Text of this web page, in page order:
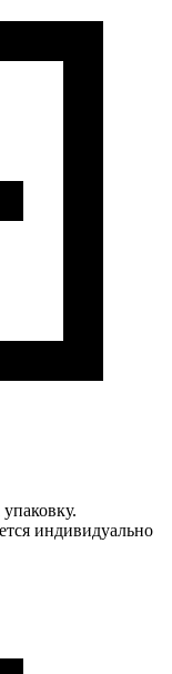
индивидуально